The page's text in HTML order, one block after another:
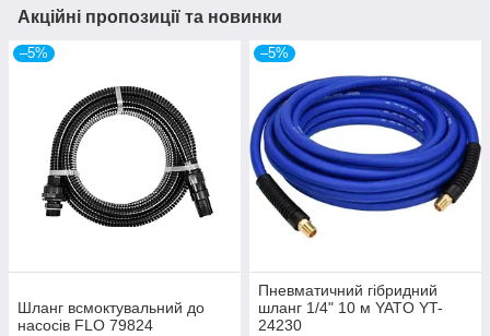
Акційні пропозиції та новинки
–5%
Шланг всмоктувальний до
насосів FLO 79824
–5%
Пневматичний гібридний
шланг 1/4" 10 м YATO YT-
24230